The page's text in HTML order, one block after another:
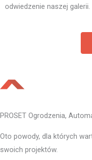
odwiedzenie naszej galerii.
PROSET Ogrodzenia,
Oto powody, dla których
swoich projektów.